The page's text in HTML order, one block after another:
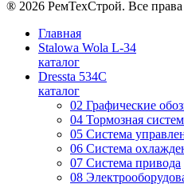
® 2026 РемТехСтрой. Все
Главная
Stalowa Wola L-34
каталог
Dressta 534C
каталог
02 Графические
04 Тормозная
05 Система
06 Система
07 Система привода
08